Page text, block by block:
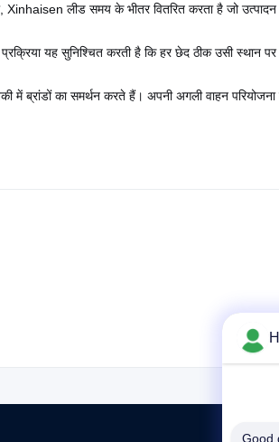
Xinhaisen लीड समय के भीतर वितरित करता है जो
यह सुनिश्चित करती है कि हर छेद ठीक उसी स्थान पर
में ब्रांडों का समर्थन करते हैं। अपनी अगली वाहन
Good